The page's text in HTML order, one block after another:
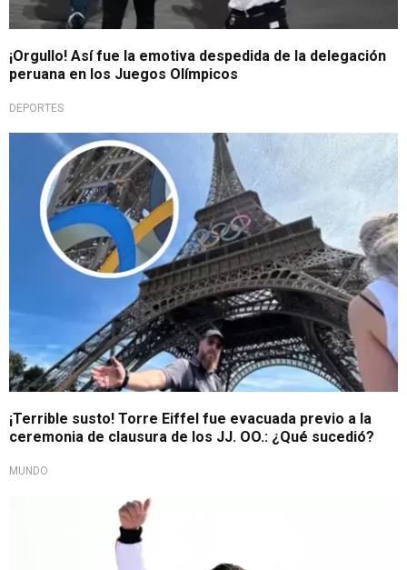
¡Orgullo! Así fue la emotiva despedida de la delegación
peruana en los Juegos Olímpicos
DEPORTES
Nadie lo vio venir
¡Terrible susto! Torre Eiffel fue evacuada previo a la
ceremonia de clausura de los JJ. OO.: ¿Qué sucedió?
MUNDO